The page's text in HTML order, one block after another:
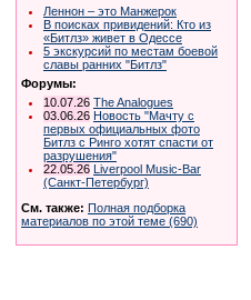
Леннон – это Манжерок
В поисках привидений: Кто из
«Битлз» живет в Одессе
5 экскурсий по местам боевой
славы ранних "Битлз"
Форумы:
10.07.26 The Analogues
03.06.26 Новость "Мачту с
первых официальных фото
Битлз с Ринго хотят спасти от
разрушения"
22.05.26 Liverpool Music-Bar
(Санкт-Петербург)
См. также: Полная подборка
материалов по этой теме (690)